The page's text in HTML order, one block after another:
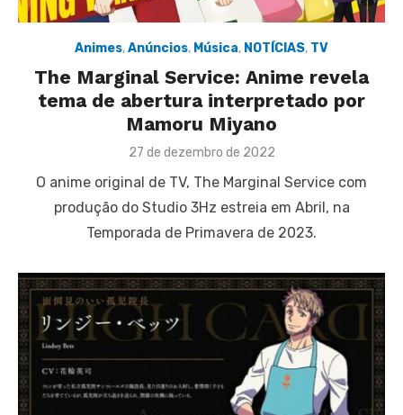
Animes,Anúncios, Música, NOTÍCIAS, TV
The Marginal Service: Anime revela
tema de abertura interpretado por
Mamoru Miyano
Posted
27 de dezembro de 2022
O anime original de TV, The Marginal Service com
produção do Studio 3Hz estreia em Abril, na
Temporada de Primavera de 2023.